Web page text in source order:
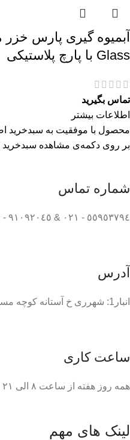
Glass با پارچ پلاستیکی
تماس بگیرید
اطلاعات بیشتر
محصول با موفقیت به سبدخرید
بر روی دکمه‌ی مشاهده سبدخرید
شماره تماس
٥٥٩٥٣٧٩٤ - ٠٢١ & ٩١٠٩٢٠٤٥ - ٠٢١ 09125840764 حیدری
آدرس
انبار1: شهرری خ آستانه کوچه مسجدپلاک13 انبار2: حکیمیه خ اتحاد
ساعت کاری
همه روز هفته از ساعت ٨ الی ۲۱
لینک های مهم